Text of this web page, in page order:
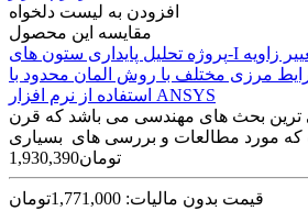
افزودن به لیست دلخواه
مقایسه این محصول
پروژه تحلیل پایداری ستون های-I شکل مخروطی در اثر تغییر زاویه
مرزی مختلف با روش المان محدود با
استفاده از نرم افزار ANSYS
ترین بحث های مهندسی می باشد که قرن
1,930,390تومان
قیمت بدون مالیات: 1,771,000تومان